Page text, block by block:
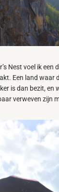
Nest voel ik een
Een land waar
is dan bezit, en
verweven zijn